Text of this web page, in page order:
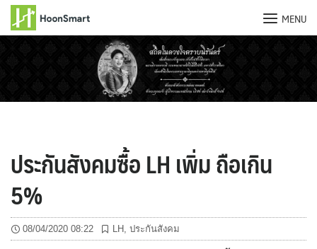
MENU
ประกันสังคมซื้อ LH เพิ่ม ถือเกิน
5%
08/04/2020 08:22 LH ประกันสังคม